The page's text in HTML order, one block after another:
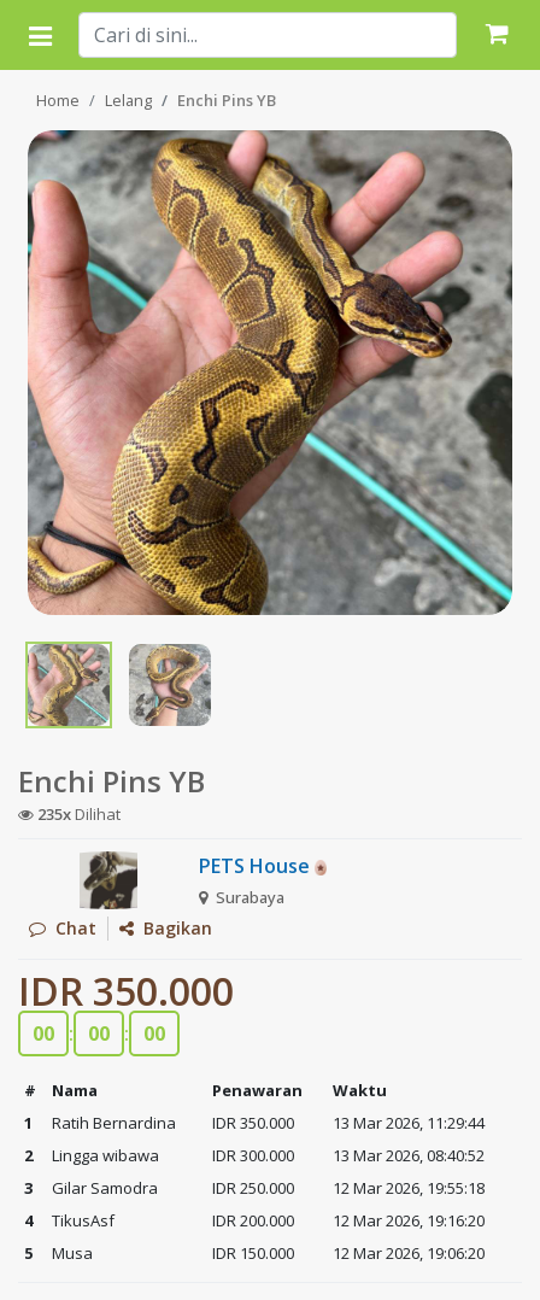
Home Lelang Enchi Pins YB
Enchi Pins YB
235x Dilihat
PETS House
Surabaya
Chat Bagikan
IDR 350.000
00 : 00 : 00
# Nama Penawaran
Waktu
1
Ratih Bernardina IDR 350.000
13 Mar 2026, 11:29:44
2
Lingga wibawa IDR 300.000
13 Mar 2026, 08:40:52
3
Gilar Samodra IDR 250.000
12 Mar 2026, 19:55:18
4
TikusAsf IDR 200.000
12 Mar 2026, 19:16:20
5
Musa IDR 150.000 12 Mar 2026, 19:06:20